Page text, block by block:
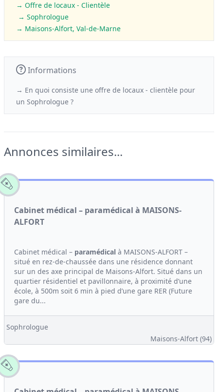
→ Offre de locaux - Clientèle
→ Sophrologue
→ Maisons-Alfort, Val-de-Marne
Informations
→ En quoi consiste une offre de locaux - clientèle pour
un Sophrologue ?
Annonces similaires...
Cabinet médical – paramédical à MAISONS-
ALFORT
Cabinet médical – paramédical à MAISONS-ALFORT –
situé en rez-de-chaussée dans une résidence donnant
sur un des axe principal de Maisons-Alfort. Situé dans un
quartier résidentiel et pavillonnaire, à proximité d’une
école, à 500m soit 6 min à pied d’une gare RER (Future
gare du...
Sophrologue
Maisons-Alfort (94)